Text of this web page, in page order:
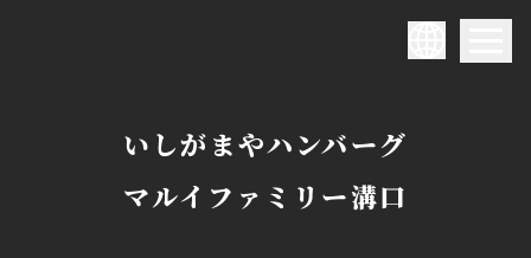
いしがまやハンバーグ
マルイファミリー溝口